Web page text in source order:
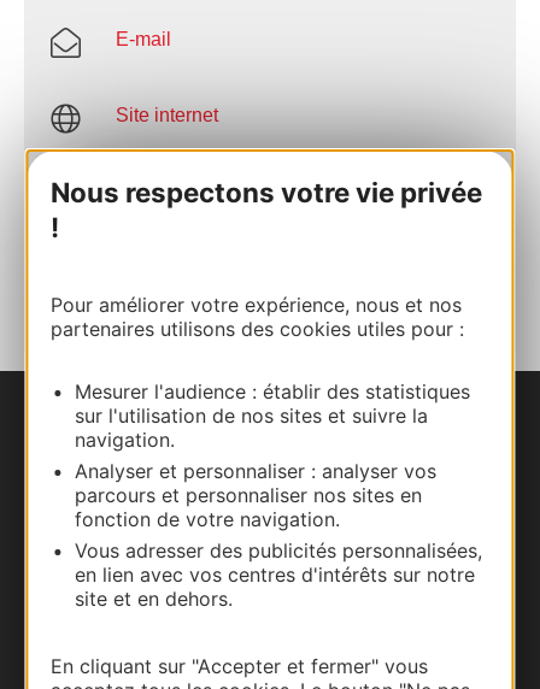
Nous respectons votre vie privée
!
Pour améliorer votre expérience, nous et nos
partenaires utilisons des cookies utiles pour :
Mesurer l'audience : établir des statistiques
sur l'utilisation de nos sites et suivre la
navigation.
Analyser et personnaliser : analyser vos
parcours et personnaliser nos sites en
fonction de votre navigation.
Vous adresser des publicités personnalisées,
en lien avec vos centres d'intérêts sur notre
site et en dehors.
En cliquant sur "Accepter et fermer" vous
E-mail
Site internet
Facebook
Nous contacter
Carte interactive
Documentation